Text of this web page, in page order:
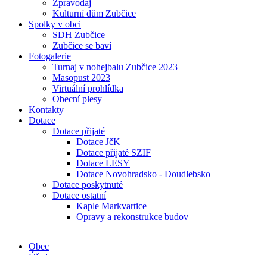
Zpravodaj
Kulturní dům Zubčice
Spolky v obci
SDH Zubčice
Zubčice se baví
Fotogalerie
Turnaj v nohejbalu Zubčice 2023
Masopust 2023
Virtuální prohlídka
Obecní plesy
Kontakty
Dotace
Dotace přijaté
Dotace JčK
Dotace přijaté SZIF
Dotace LESY
Dotace Novohradsko - Doudlebsko
Dotace poskytnuté
Dotace ostatní
Kaple Markvartice
Opravy a rekonstrukce budov
Obec